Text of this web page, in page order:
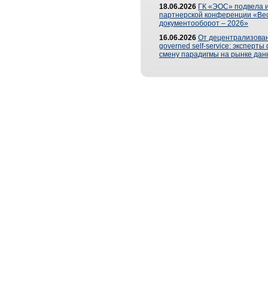
18.06.2026 ГК «ЭОС» подвела
партнерской конференции
документооборот – 2026»
16.06.2026 От
governed self-service: эксперты
смену парадигмы на рынке